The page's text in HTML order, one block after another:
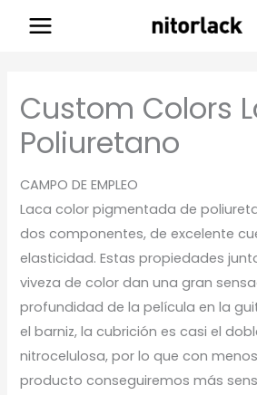
Custom Colors
Poliuretano
CAMPO DE EMPLEO
Laca color pigmentada de
dos componentes, de excelente
elasticidad. Estas propiedades
viveza de color dan una gran
profundidad de la película en la
el barniz, la cubrición es casi el
nitrocelulosa, por lo que con
producto conseguiremos más